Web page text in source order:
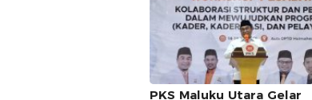
PKS Maluku Utara Gelar